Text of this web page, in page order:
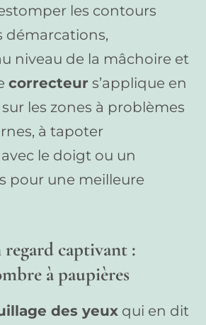
les contours
démarcations,
niveau de la mâchoire et
correcteur s’applique en
les zones à problèmes
à tapoter
le doigt ou un
pour une meilleure
regard captivant :
à paupières
des yeux qui en dit